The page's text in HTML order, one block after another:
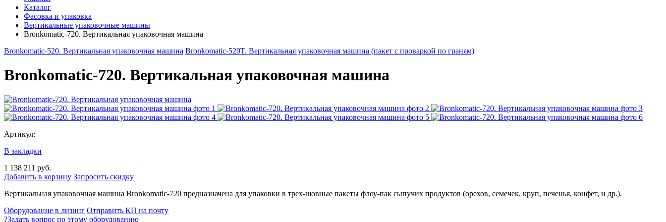
Каталог
Фасовка и упаковка
Вертикальные упаковочные машины
Bronkomatic-720. Вертикальная упаковочная машина
Bronkomatic-520. Вертикальная упаковочная машина Bronkomatic-520T. Вертикальная упаковочная машина (пакет с проваркой по граням)
Bronkomatic-720. Вертикальная упаковочная машина
Артикул:
В закладки
1 138 211 руб.
Добавить в корзину Запросить скидку
Вертикальная упаковочная машина Bronkomatic-720 предназначена для упаковки в трех-шовные пакеты флоу-пак сыпучих продуктов (орехов, семечек, круп, печенья, конфет, и др.).
Оборудование в лизинг Отправить КП на почту
?Задать вопрос по этому оборудованию